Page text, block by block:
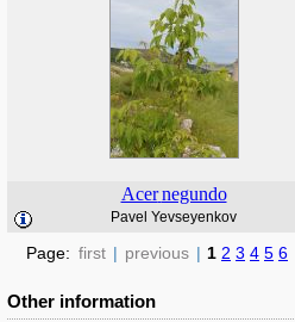
Acer negundo
Pavel Yevseyenkov
Page: first | previous | 1 2 3 4 5 6
Other information